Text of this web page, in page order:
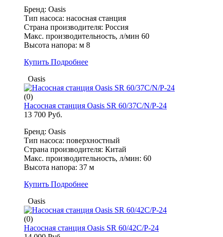
Бренд: Oasis
Тип насоса: насосная станция
Страна производителя: Россия
Макс. производительность, л/мин 60
Высота напора: м 8
Купить Подробнее
Oasis
(0)
Насосная станция Oasis SR 60/37С/N/P-24
13 700 Руб.
Бренд: Oasis
Тип насоса: поверхностный
Страна производителя: Китай
Макс. производительность, л/мин: 60
Высота напора: 37 м
Купить Подробнее
Oasis
(0)
Насосная станция Oasis SR 60/42С/P-24